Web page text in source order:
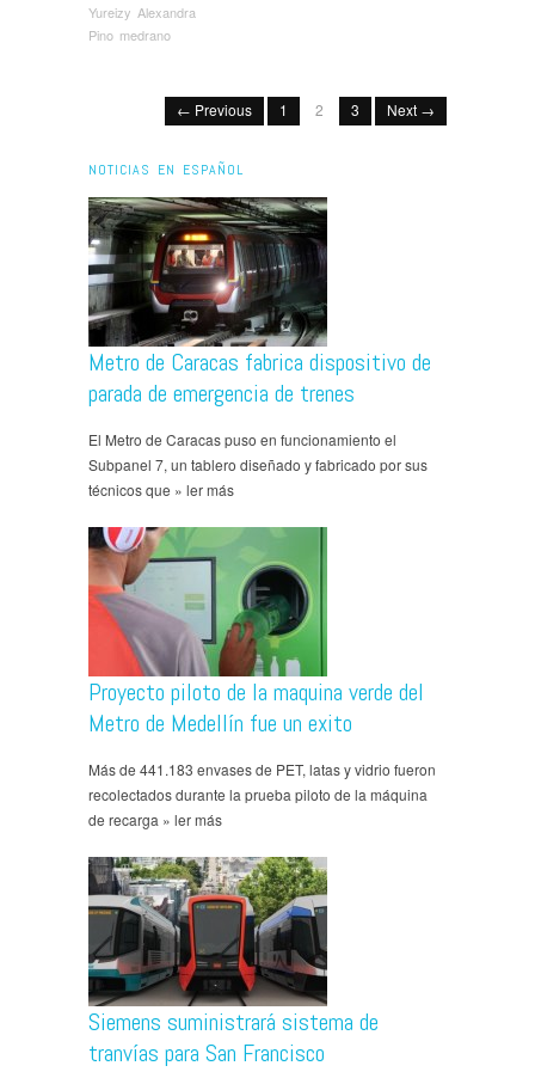
Yureizy Alexandra
Pino medrano
← Previous 1 2 3 Next →
NOTICIAS EN ESPAÑOL
Metro de Caracas fabrica dispositivo de
parada de emergencia de trenes
El Metro de Caracas puso en funcionamiento el
Subpanel 7, un tablero diseñado y fabricado por sus
técnicos que » ler más
Proyecto piloto de la maquina verde del
Metro de Medellín fue un exito
Más de 441.183 envases de PET, latas y vidrio fueron
recolectados durante la prueba piloto de la máquina
de recarga » ler más
Siemens suministrará sistema de
tranvías para San Francisco